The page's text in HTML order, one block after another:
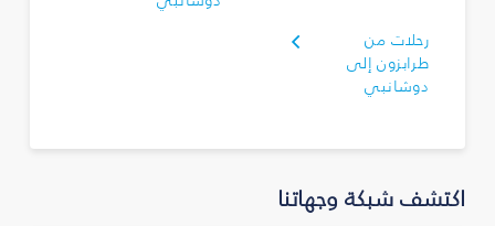
رحلات من
طرابزون إلى
دوشانبي
اكتشف شبكة وجهاتنا